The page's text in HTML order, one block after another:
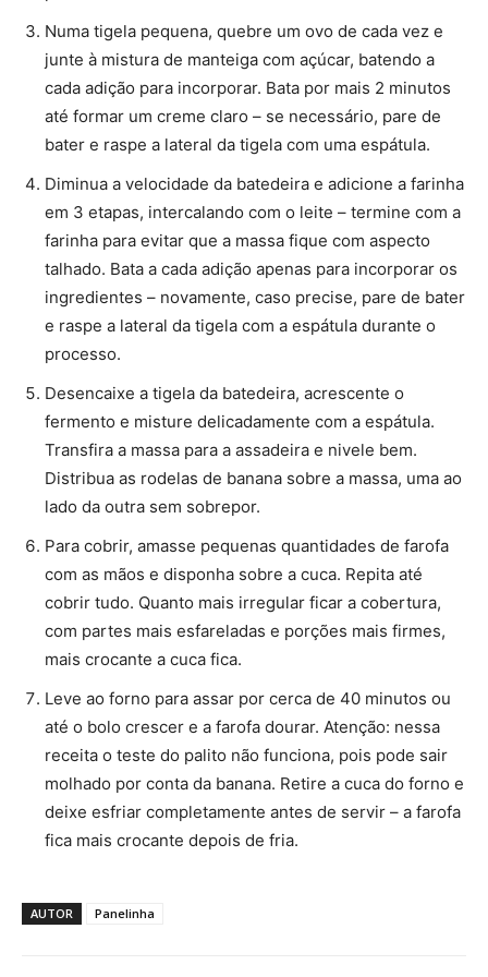
Numa tigela pequena, quebre um ovo de cada vez e
junte à mistura de manteiga com açúcar, batendo a
cada adição para incorporar. Bata por mais 2 minutos
até formar um creme claro – se necessário, pare de
bater e raspe a lateral da tigela com uma espátula.
Diminua a velocidade da batedeira e adicione a farinha
em 3 etapas, intercalando com o leite – termine com a
farinha para evitar que a massa fique com aspecto
talhado. Bata a cada adição apenas para incorporar os
ingredientes – novamente, caso precise, pare de bater
e raspe a lateral da tigela com a espátula durante o
processo.
Desencaixe a tigela da batedeira, acrescente o
fermento e misture delicadamente com a espátula.
Transfira a massa para a assadeira e nivele bem.
Distribua as rodelas de banana sobre a massa, uma ao
lado da outra sem sobrepor.
Para cobrir, amasse pequenas quantidades de farofa
com as mãos e disponha sobre a cuca. Repita até
cobrir tudo. Quanto mais irregular ficar a cobertura,
com partes mais esfareladas e porções mais firmes,
mais crocante a cuca fica.
Leve ao forno para assar por cerca de 40 minutos ou
até o bolo crescer e a farofa dourar. Atenção: nessa
receita o teste do palito não funciona, pois pode sair
molhado por conta da banana. Retire a cuca do forno e
deixe esfriar completamente antes de servir – a farofa
fica mais crocante depois de fria.
AUTOR Panelinha